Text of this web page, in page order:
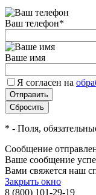
Ваш телефон*
Ваше имя
Я согласен на
* - Поля,
Сообщение
Ваше сообщение
Вами свяжется наш
Закрыть окно
8 (800) 101-29-19